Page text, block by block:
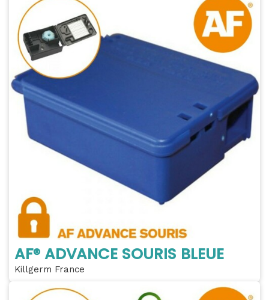
AF® ADVANCE SOURIS BLEUE
Killgerm France